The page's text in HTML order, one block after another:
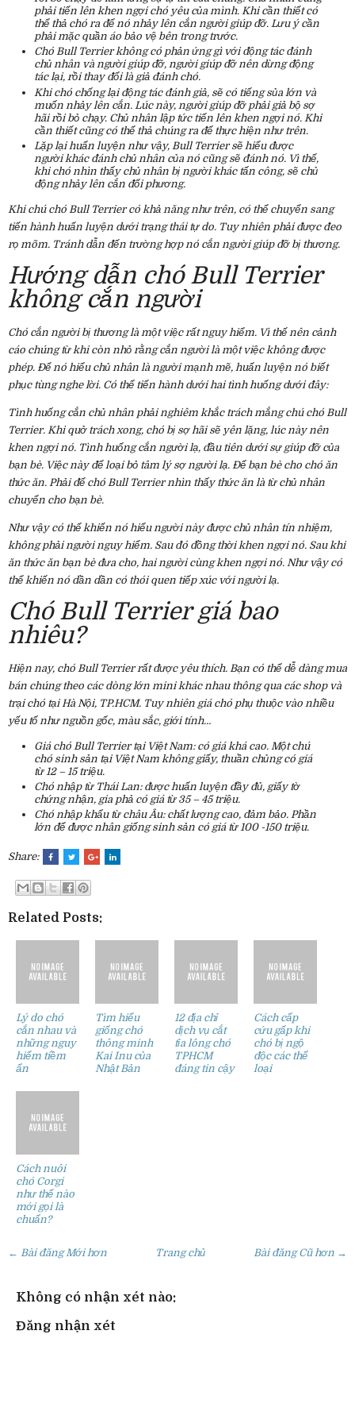
phải tiến lên khen ngợi chó yêu của mình. Khi cần thiết có
thể thả chó ra để nó nhảy lên cắn người giúp đỡ. Lưu ý cần
phải mặc quần áo bảo vệ bên trong trước.
Chó Bull Terrier không có phản ứng gì với động tác đánh
chủ nhân và người giúp đỡ, người giúp đỡ nên dừng động
tác lại, rồi thay đổi là giả đánh chó.
Khi chó chống lại động tác đánh giả, sẽ có tiếng sủa lớn và
muốn nhảy lên cắn. Lúc này, người giúp đỡ phải giả bộ sợ
hãi rồi bỏ chạy. Chủ nhân lập tức tiến lên khen ngợi nó. Khi
cần thiết cũng có thể thả chúng ra để thực hiện như trên.
Lặp lại huấn luyện như vậy, Bull Terrier sẽ hiểu được
người khác đánh chủ nhân của nó cũng sẽ đánh nó. Vì thế,
khi chó nhìn thấy chủ nhân bị người khác tấn công, sẽ chủ
động nhảy lên cắn đối phương.
Khi chú chó Bull Terrier có khả năng như trên, có thể chuyển sang
tiến hành huấn luyện dưới trạng thái tự do. Tuy nhiên phải được đeo
rọ mõm. Tránh dẫn đến trường hợp nó cắn người giúp đỡ bị thương.
Hướng dẫn chó Bull Terrier
không cắn người
Chó cắn người bị thương là một việc rất nguy hiểm. Vì thế nên cảnh
cáo chúng từ khi còn nhỏ rằng cắn người là một việc không được
phép. Để nó hiểu chủ nhân là người mạnh mẽ, huấn luyện nó biết
phục tùng nghe lời. Có thể tiến hành dưới hai tình huống dưới đây:
Tình huống cắn chủ nhân phải nghiêm khắc trách mắng chú chó Bull
Terrier. Khi quở trách xong, chó bị sợ hãi sẽ yên lặng, lúc này nên
khen ngợi nó. Tình huống cắn người lạ, đầu tiên dưới sự giúp đỡ của
bạn bè. Việc này để loại bỏ tâm lý sợ người lạ. Để bạn bè cho chó ăn
thức ăn. Phải để chó Bull Terrier nhìn thấy thức ăn là từ chủ nhân
chuyển cho bạn bè.
Như vậy có thể khiến nó hiểu người này được chủ nhân tín nhiệm,
không phải người nguy hiểm. Sau đó đồng thời khen ngợi nó. Sau khi
ăn thức ăn bạn bè đưa cho, hai người cùng khen ngợi nó. Như vậy có
thể khiến nó dần dần có thói quen tiếp xúc với người lạ.
Chó Bull Terrier giá bao
nhiêu?
Hiện nay, chó Bull Terrier rất được yêu thích. Bạn có thể dễ dàng mua
bán chúng theo các dòng lớn mini khác nhau thông qua các shop và
trại chó tại Hà Nội, TP.HCM. Tuy nhiên giá chó phụ thuộc vào nhiều
yếu tố như nguồn gốc, màu sắc, giới tính…
Giá chó Bull Terrier tại Việt Nam: có giá khá cao. Một chú
chó sinh sản tại Việt Nam không giấy, thuần chủng có giá
từ 12 – 15 triệu.
Chó nhập từ Thái Lan: được huấn luyện đầy đủ, giấy tờ
chứng nhận, gia phả có giá từ 35 – 45 triệu.
Chó nhập khẩu từ châu Âu: chất lượng cao, đảm bảo. Phần
lớn để được nhân giống sinh sản có giá từ 100 -150 triệu.
Share:
Related Posts:
Lý do chó
cắn nhau và
những nguy
hiểm tiềm
ẩn
Tìm hiểu
giống chó
thông minh
Kai Inu của
Nhật Bản
12 địa chỉ
dịch vụ cắt
tỉa lông chó
TPHCM
đáng tin cậy
Cách cấp
cứu gấp khi
chó bị ngộ
độc các thể
loại
Cách nuôi
chó Corgi
như thế nào
mới gọi là
chuẩn?
← Bài đăng Mới hơn Bài đăng Cũ hơn →
Trang chủ
Không có nhận xét nào:
Đăng nhận xét